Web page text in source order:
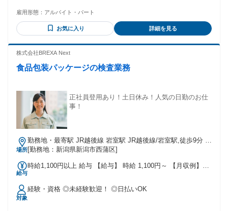
型普通二輪免許以上（AT限定可）
雇用形態： アルバイト・パート
お気に入り 詳細を見る
株式会社BREXA Next
食品包装パッケージの検査業務
正社員登用あり！土日休み！人気の日勤のお仕
事！
場所
勤務地・最寄駅 JR越後線 岩室駅 JR越後線/岩室駅,徒歩9分 ※
北陸自動車道巻潟東ICから車で18分 ★工場敷地内無料駐車場
[勤務地：新潟県新潟市西蒲区]
給与
時給1,100円以上 給与 【給与】 時給 1,100円～ 【月収例】
給変動なし 【交通費】 ※月3万円まで支給
対象
経験・資格 ◎未経験歓迎！ ◎日払いOK